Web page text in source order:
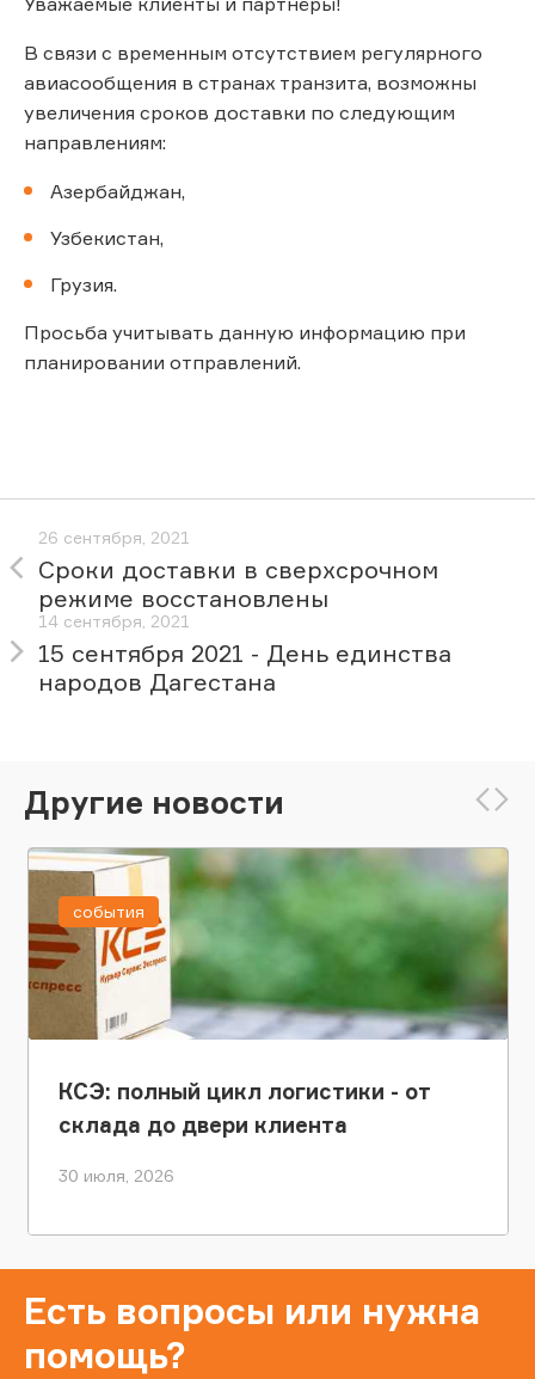
В связи с временным отсутствием регулярного
авиасообщения в странах транзита, возможны
увеличения сроков доставки по следующим
направлениям:
Азербайджан,
Узбекистан,
Грузия.
Просьба учитывать данную информацию при
планировании отправлений.
26 сентября, 2021
Сроки доставки в сверхсрочном
режиме восстановлены
14 сентября, 2021
15 сентября 2021 - День единства
народов Дагестана
Другие новости
КСЭ: полный цикл логистики - от
склада до двери клиента
30 июля, 2026
события
Есть вопросы или нужна
помощь?